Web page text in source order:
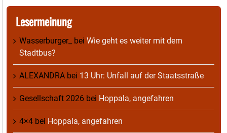
Lesermeinung
Wasserburger_ bei Wie geht es weiter mit dem
Stadtbus?
ALEXANDRA bei 13 Uhr: Unfall auf der Staatsstraße
Gesellschaft 2026 bei Hoppala, angefahren
4×4 bei Hoppala, angefahren